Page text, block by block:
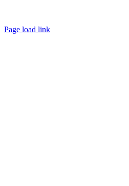
Page load link